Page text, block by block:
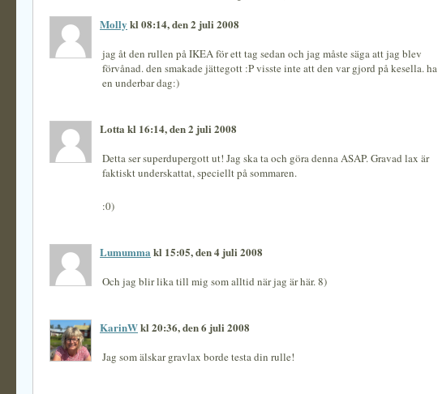
Molly kl 08:14, den 2 juli 2008
jag åt den rullen på IKEA för ett tag sedan och jag måste säga att jag blev
förvånad. den smakade jättegott :P visste inte att den var gjord på kesella. ha
en underbar dag:)
Lotta kl 16:14, den 2 juli 2008
Detta ser superdupergott ut! Jag ska ta och göra denna ASAP. Gravad lax är
faktiskt underskattat, speciellt på sommaren.
:0)
Lumumma kl 15:05, den 4 juli 2008
Och jag blir lika till mig som alltid när jag är här. 8)
KarinWkl 20:36, den 6 juli 2008
Jag som älskar gravlax borde testa din rulle!